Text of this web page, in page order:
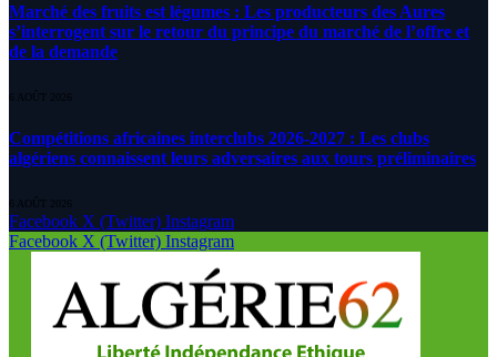
Marché des fruits est légumes : Les producteurs des Aures
s’interrogent sur le retour du principe du marché de l’offre et
de la demande
6 AOÛT 2026
Compétitions africaines interclubs 2026-2027 : Les clubs
algériens connaissent leurs adversaires aux tours préliminaires
6 AOÛT 2026
Facebook X (Twitter) Instagram
Facebook X (Twitter) Instagram